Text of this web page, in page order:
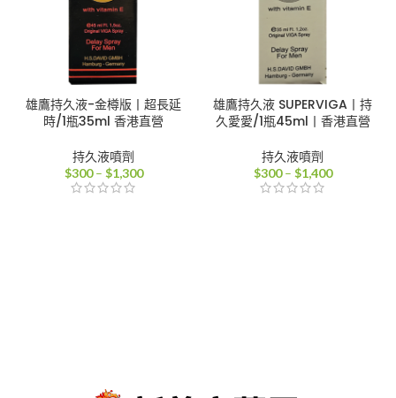
雄鷹持久液-金樽版丨超長延
時/1瓶35ml 香港直營
持久液噴劑
$300 – $1,300價
雄鷹持久液 SUPERVIGA丨持
久愛愛/1瓶45ml丨香港直營
持久液噴劑
$300 – $1,400價